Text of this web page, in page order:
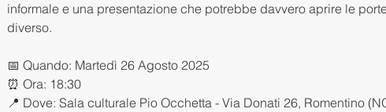
informale e una presentazione che potrebbe davvero aprire le
diverso.
📅 Quando: Martedì 26 Agosto 2025
⏰ Ora: 18:30
📍 Dove: Sala culturale Pio Occhetta - Via Donati 26, Romentino